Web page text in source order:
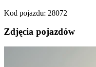
Kod pojazdu: 28072
Zdjęcia pojazdów